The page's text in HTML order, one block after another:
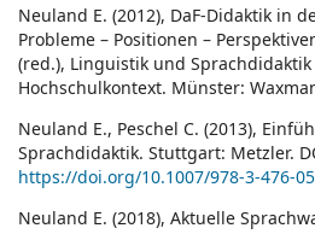
Neuland E. (2012), DaF-Didaktik in
Probleme – Positionen –
(red.), Linguistik und
Hochschulkontext. Münster:
Neuland E., Peschel C. (2013),
Sprachdidaktik. Stuttgart: Metzler.
https://doi.org/10.1007/978-3-476-
Neuland E. (2018), Aktuelle